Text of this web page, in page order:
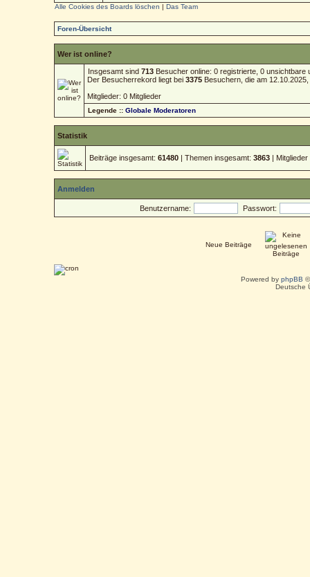
Alle Cookies des Boards löschen |Das Team
Foren-Übersicht
Wer ist online?
Insgesamt sind713 Besucher online: 0 registrierte, 0
Der Besucherrekord liegt bei3375 Besuchern, die am
Mitglieder: 0 Mitglieder
Legende ::Globale Moderatoren
Statistik
Beiträge insgesamt:61480 | Themen insgesamt:3863 |
Anmelden
Benutzername: Passwort:
Neue Beiträge
Powered by phpBB
Deutsche